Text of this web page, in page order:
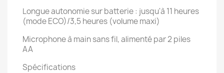
Longue autonomie sur batterie : jusqu'à 11 heures
(mode ECO)/3,5 heures (volume maxi)
Microphone à main sans fil, alimenté par 2 piles
AA
Spécifications